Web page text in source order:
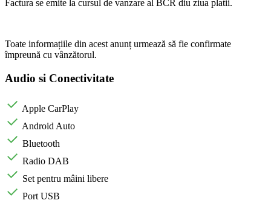
Factura se emite la cursul de vanzare al BCR diu ziua platii.
Toate informațiile din acest anunț urmează să fie confirmate
împreună cu vânzătorul.
Audio si Conectivitate
Apple CarPlay
Android Auto
Bluetooth
Radio DAB
Set pentru mâini libere
Port USB